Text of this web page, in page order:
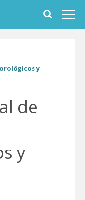
Toggle
search
form
y
de
y